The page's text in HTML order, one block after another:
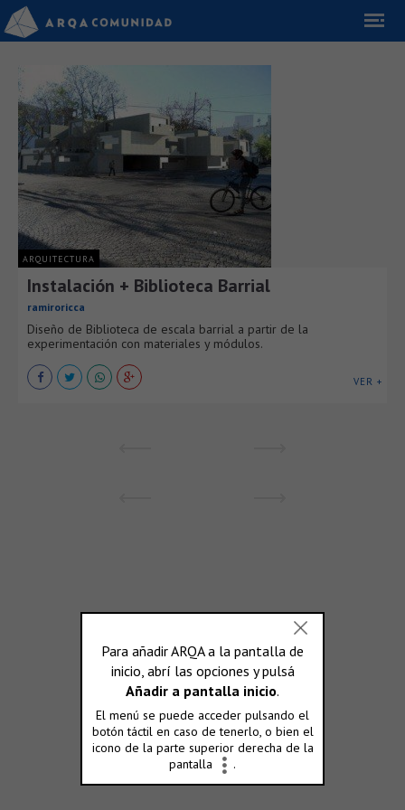
ARQUITECTURA
Instalación + Biblioteca Barrial
ramiroricca
Diseño de Biblioteca de escala barrial a partir de la
experimentación con materiales y módulos.
VER +